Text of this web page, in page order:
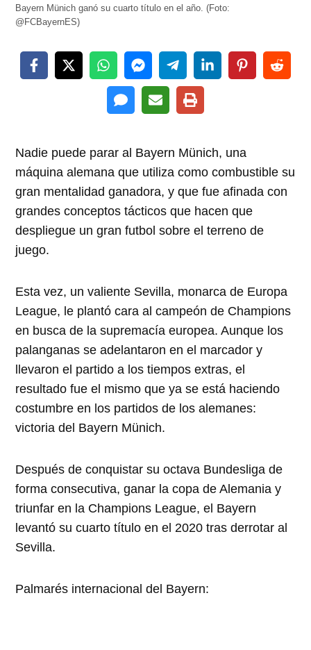
Bayern Münich ganó su cuarto título en el año. (Foto:
@FCBayernES)
Nadie puede parar al Bayern Münich, una
máquina alemana que utiliza como combustible su
gran mentalidad ganadora, y que fue afinada con
grandes conceptos tácticos que hacen que
despliegue un gran futbol sobre el terreno de
juego.
Esta vez, un valiente Sevilla, monarca de Europa
League, le plantó cara al campeón de Champions
en busca de la supremacía europea. Aunque los
palanganas se adelantaron en el marcador y
llevaron el partido a los tiempos extras, el
resultado fue el mismo que ya se está haciendo
costumbre en los partidos de los alemanes:
victoria del Bayern Münich.
Después de conquistar su octava Bundesliga de
forma consecutiva, ganar la copa de Alemania y
triunfar en la Champions League, el Bayern
levantó su cuarto título en el 2020 tras derrotar al
Sevilla.
Palmarés internacional del Bayern: